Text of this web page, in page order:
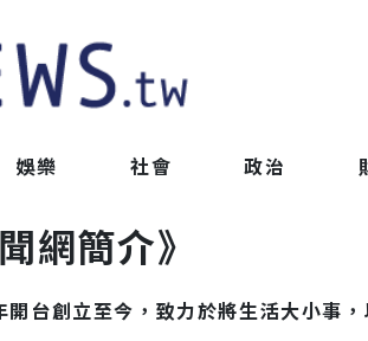
娛樂 社會 政治
網簡介》
台創立至今，致力於將生活大小事